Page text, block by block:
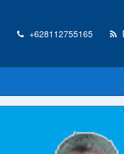
+628112755165